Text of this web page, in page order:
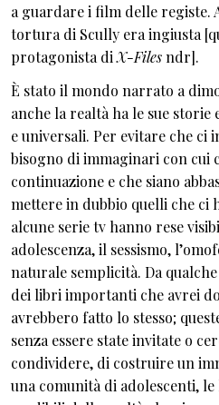
a guardare i film delle registe.
tortura di Scully era ingiusta
protagonista diX-Filesndr].
È stato il mondo narrato a
anche la realtà ha le sue storie
e universali. Per evitare che ci
bisogno di immaginari con cui
continuazione e che siano
mettere in dubbio quelli che ci
alcune serie tv hanno rese
adolescenza, il sessismo,
naturale semplicità. Da
dei libri importanti che avrei
avrebbero fatto lo stesso;
senza essere state invitate o
condividere, di costruire un
una comunità di adolescenti,